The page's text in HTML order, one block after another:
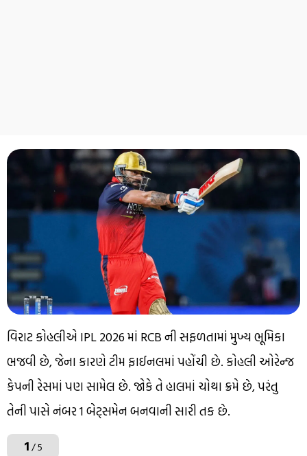
વિરાટ કોહલીએ IPL 2026 માં RCB ની સફળતામાં મુખ્ય ભૂમિકા
ભજવી છે, જેના કારણે ટીમ ફાઈનલમાં પહોંચી છે. કોહલી ઓરેન્જ
કેપની રેસમાં પણ સામેલ છે. જોકે તે હાલમાં ચોથા ક્રમે છે, પરંતુ
તેની પાસે નંબર 1 બેટ્સમેન બનવાની સારી તક છે.
1/ 5